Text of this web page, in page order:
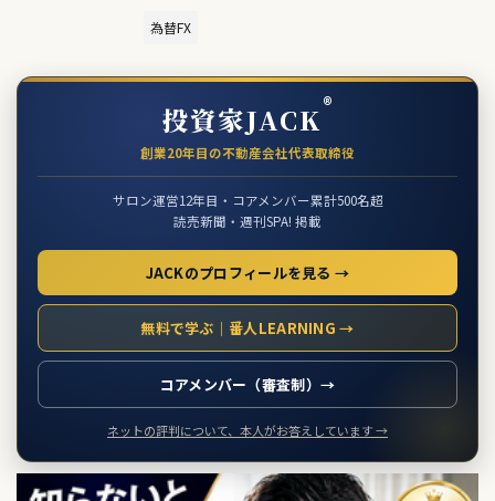
為替FX
投資家JACK®
創業20年目の不動産会社代表取締役
サロン運営12年目・コアメンバー累計500名超
読売新聞・週刊SPA! 掲載
JACKのプロフィールを見る →
無料で学ぶ｜番人LEARNING →
コアメンバー（審査制）→
ネットの評判について、本人がお答えしています →